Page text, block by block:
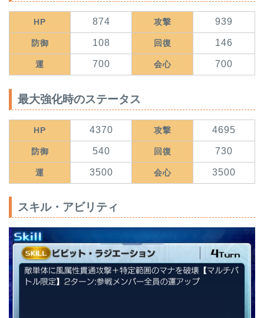
HP 874 攻撃 939
防御 108 回復 146
運 700 会心 700
最大強化時のステータス
HP 4370 攻撃 4695
防御 540 回復 730
運 3500 会心 3500
スキル・アビリティ